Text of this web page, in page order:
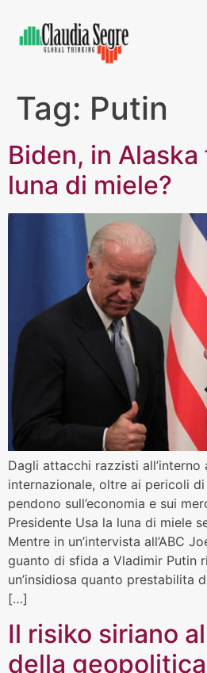
Tag: Putin
Biden, in
luna di miele?
Dagli attacchi razzisti
internazionale, oltre ai pericoli
pendono sull’economia e sui
Presidente Usa la luna di miele
Mentre in un’intervista all’ABC
guanto di sfida a Vladimir Putin
un’insidiosa quanto prestabilita
[…]
Il risiko siriano
della geopolitica